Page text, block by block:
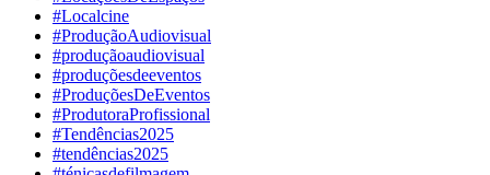
#Localcine
#ProduçãoAudiovisual
#produçãoaudiovisual
#produçõesdeeventos
#ProduçõesDeEventos
#ProdutoraProfissional
#Tendências2025
#tendências2025